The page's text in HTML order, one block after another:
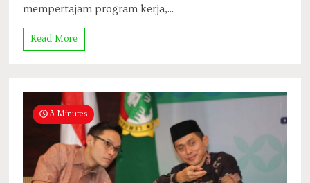
mempertajam program kerja,...
Read More
3 Minutes